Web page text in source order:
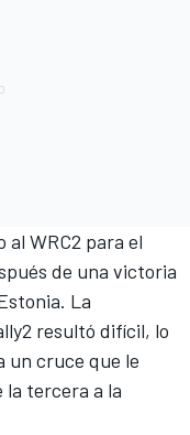
WRC2 para el
de una victoria
La
resultó difícil, lo
un cruce que le
la tercera a la